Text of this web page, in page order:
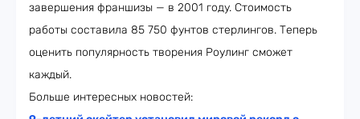
завершения франшизы — в 2001 году. Стоимость
работы составила 85 750 фунтов стерлингов. Теперь
оценить популярность творения Роулинг сможет
каждый.
Больше интересных новостей: